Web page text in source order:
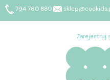
794 760 880
Zarejestruj